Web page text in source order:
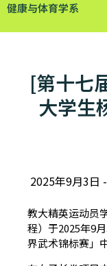
健康与体育学系
[第十七
大学生
2025年9月3日
教大精英运动员
程）于2025年9
界武术锦标赛」